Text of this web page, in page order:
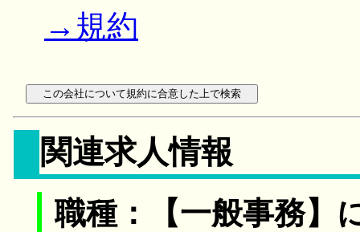
→規約
関連求人情報
職種：【一般事務】